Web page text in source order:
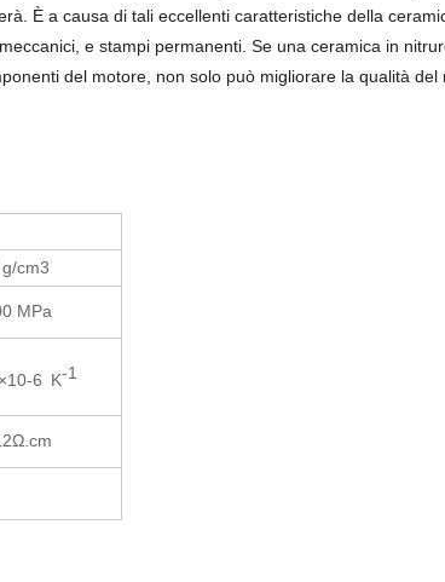
È a causa di tali eccellenti caratteristiche della
e stampi permanenti. Se una ceramica in
del motore, non solo può migliorare la qualità
cm3
MPa
×10-6 K-1
.cm